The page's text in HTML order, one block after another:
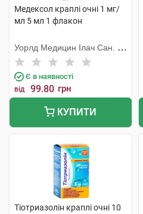
Медексол краплі очні 1 мг/
мл 5 мл 1 флакон
Уорлд Медицин Ілач Сан. Ве
Тідж
Є в наявності
від 99.80 грн
КУПИТИ
Тіотриазолін краплі очні 10